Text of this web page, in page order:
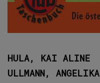
HULA, KAI ALINE
ULLMANN, ANGELIKA